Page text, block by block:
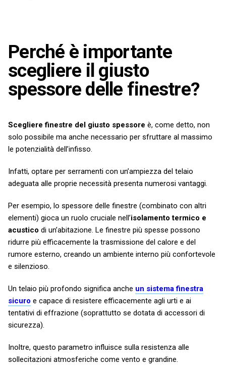
Perché è importante
scegliere il giusto
spessore delle finestre?
Scegliere finestre del giusto spessore è, come detto, non
solo possibile ma anche necessario per sfruttare al massimo
le potenzialità dell’infisso.
Infatti, optare per serramenti con un’ampiezza del telaio
adeguata alle proprie necessità presenta numerosi vantaggi.
Per esempio, lo spessore delle finestre (combinato con altri
elementi) gioca un ruolo cruciale nell’isolamento termico e
acustico di un’abitazione. Le finestre più spesse possono
ridurre più efficacemente la trasmissione del calore e del
rumore esterno, creando un ambiente interno più confortevole
e silenzioso.
Un telaio più profondo significa anche un sistema finestra
sicuro e capace di resistere efficacemente agli urti e ai
tentativi di effrazione (soprattutto se dotata di accessori di
sicurezza).
Inoltre, questo parametro influisce sulla resistenza alle
sollecitazioni atmosferiche come vento e grandine.